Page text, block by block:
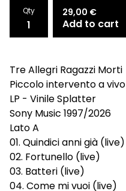
Qty 29,00 €
Add to cart
Tre Allegri Ragazzi Morti
Piccolo intervento a vivo
LP - Vinile Splatter
Sony Music 1997/2026
Lato A
01. Quindici anni già (live)
02. Fortunello (live)
03. Batteri (live)
04. Come mi vuoi (live)